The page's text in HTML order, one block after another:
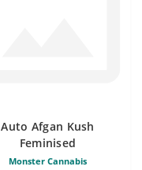
Auto Afgan Kush
Feminised
Monster Cannabis